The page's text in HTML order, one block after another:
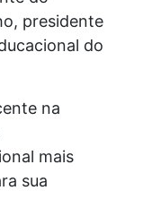
presidente
do
na
mais
sua